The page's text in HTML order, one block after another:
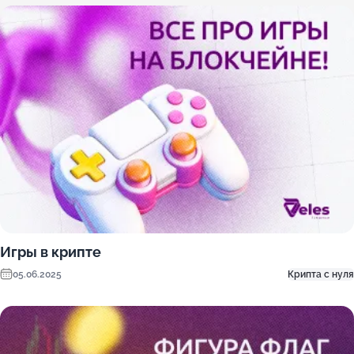
Игры в крипте
05.06.2025 Крипта с нуля